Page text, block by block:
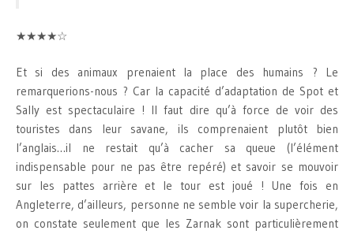
★★★★☆
Et si des animaux prenaient la place des humains ? Le
remarquerions-nous ? Car la capacité d’adaptation de Spot et
Sally est spectaculaire ! Il faut dire qu’à force de voir des
touristes dans leur savane, ils comprenaient plutôt bien
l’anglais…il ne restait qu’à cacher sa queue (l’élément
indispensable pour ne pas être repéré) et savoir se mouvoir
sur les pattes arrière et le tour est joué ! Une fois en
Angleterre, d’ailleurs, personne ne semble voir la supercherie,
on constate seulement que les Zarnak sont particulièrement